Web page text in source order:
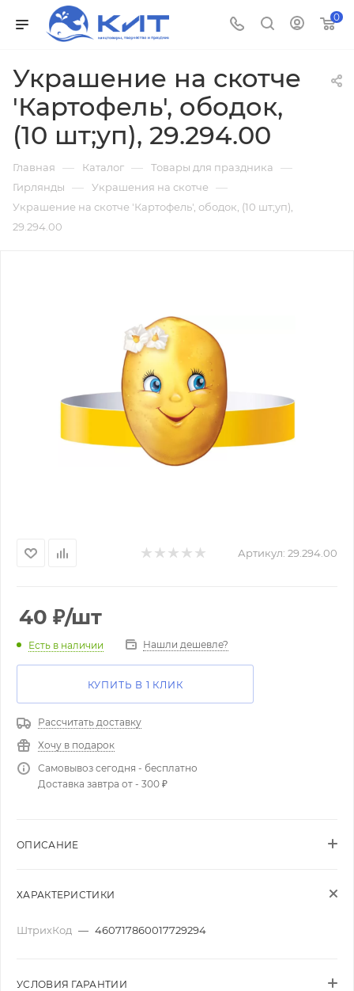
0
Украшение на скотче
'Картофель', ободок,
(10 шт;уп), 29.294.00
Главная — Каталог — Товары для праздника —
Гирлянды — Украшения на скотче —
Украшение на скотче 'Картофель', ободок, (10 шт;уп),
29.294.00
Артикул: 29.294.00
40 ₽/шт
Есть в наличии Нашли дешевле?
КУПИТЬ В 1 КЛИК
Рассчитать доставку
Хочу в подарок
Самовывоз сегодня - бесплатно
Доставка завтра от - 300 ₽
ОПИСАНИЕ
ХАРАКТЕРИСТИКИ
ШтрихКод — 460717860017729294
УСЛОВИЯ ГАРАНТИИ